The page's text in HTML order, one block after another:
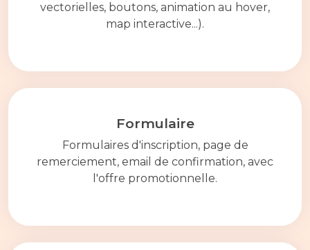
vectorielles, boutons, animation au hover,
map interactive...).
Formulaire
Formulaires d'inscription, page de
remerciement, email de confirmation, avec
l'offre promotionnelle.